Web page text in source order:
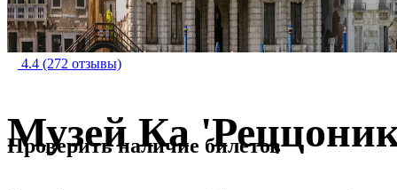
4.4 (272 отзывы)
Музей Ка
Проверить наличие билетов